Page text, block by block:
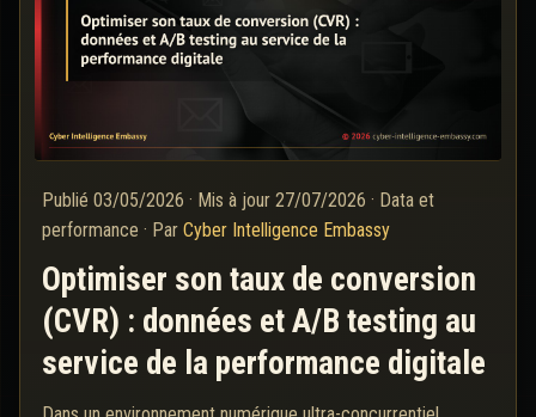
Publié 03/05/2026 · Mis à jour 27/07/2026 · Data et
performance · Par Cyber Intelligence Embassy
Optimiser son taux de conversion
(CVR) : données et A/B testing au
service de la performance digitale